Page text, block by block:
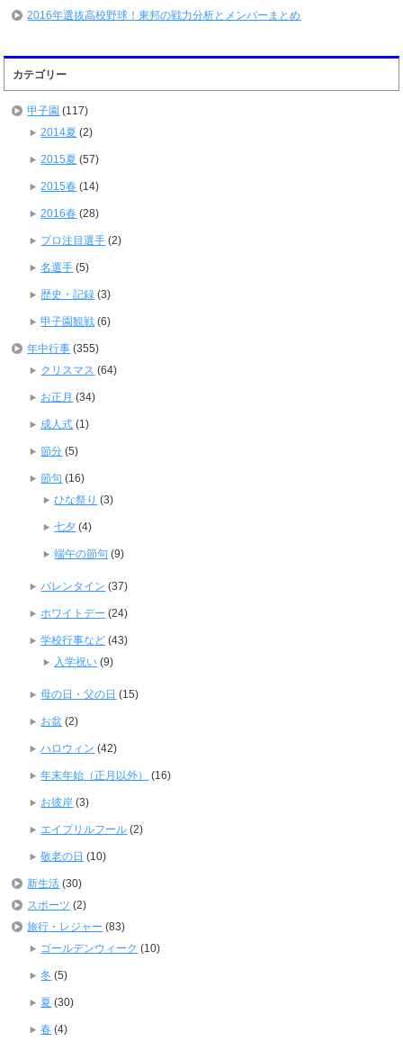
2016年選抜高校野球！東邦の戦力分析とメンバーまとめ
カテゴリー
甲子園 (117)
2014夏 (2)
2015夏 (57)
2015春 (14)
2016春 (28)
プロ注目選手 (2)
名選手 (5)
歴史・記録 (3)
甲子園観戦 (6)
年中行事 (355)
クリスマス (64)
お正月 (34)
成人式 (1)
節分 (5)
節句 (16)
ひな祭り (3)
七夕 (4)
端午の節句 (9)
バレンタイン (37)
ホワイトデー (24)
学校行事など (43)
入学祝い (9)
母の日・父の日 (15)
お盆 (2)
ハロウィン (42)
年末年始（正月以外） (16)
お彼岸 (3)
エイプリルフール (2)
敬老の日 (10)
新生活 (30)
スポーツ (2)
旅行・レジャー (83)
ゴールデンウィーク (10)
冬 (5)
夏 (30)
春 (4)